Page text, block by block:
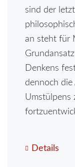
sind der
an steht für
Denkens
dennoch die
Umstülpens
Details